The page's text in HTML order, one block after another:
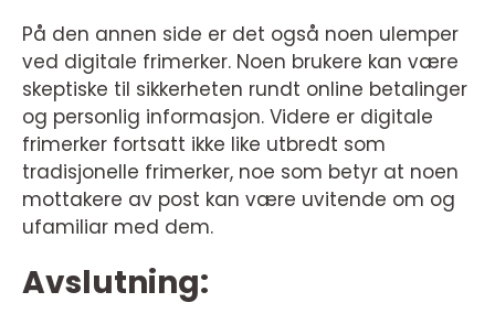
På den annen side er det også noen ulemper
ved digitale frimerker. Noen brukere kan være
skeptiske til sikkerheten rundt online betalinger
og personlig informasjon. Videre er digitale
frimerker fortsatt ikke like utbredt som
tradisjonelle frimerker, noe som betyr at noen
mottakere av post kan være uvitende om og
ufamiliar med dem.
Avslutning: